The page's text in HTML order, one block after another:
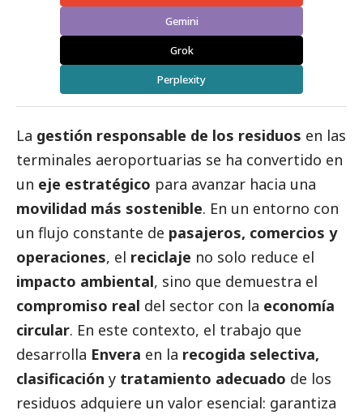
Gemini
Grok
Perplexity
La gestión responsable de los residuos en las
terminales aeroportuarias se ha convertido en
un eje estratégico para avanzar hacia una
movilidad más sostenible. En un entorno con
un flujo constante de pasajeros, comercios y
operaciones, el reciclaje no solo reduce el
impacto ambiental, sino que demuestra el
compromiso real del sector con la economía
circular. En este contexto, el trabajo que
desarrolla Envera en la recogida selectiva,
clasificación y tratamiento adecuado de los
residuos adquiere un valor esencial: garantiza